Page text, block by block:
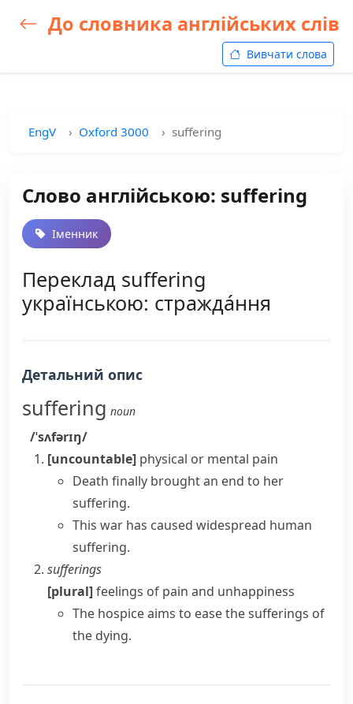
До словника англійських слів
Вивчати слова
EngV Oxford 3000 suffering
Слово англійською: suffering
Іменник
Переклад suffering
українською: стражда́ння
Детальний опис
suffering noun
/ˈsʌfərɪŋ/
[uncountable] physical or mental pain
Death finally brought an end to her
suffering.
This war has caused widespread human
suffering.
sufferings
[plural]feelings of pain and unhappiness
The hospice aims to ease the sufferings of
the dying.